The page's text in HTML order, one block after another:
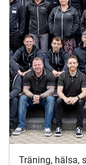
Träning, hälsa,